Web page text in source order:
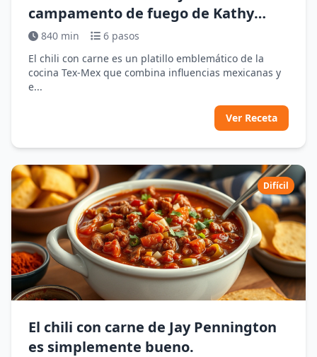
campamento de fuego de Kathy
Hirdler
840 min
6 pasos
El chili con carne es un platillo emblemático de la
cocina Tex-Mex que combina influencias mexicanas y
e...
Ver Receta
Difícil
El chili con carne de Jay Pennington
es simplemente bueno.